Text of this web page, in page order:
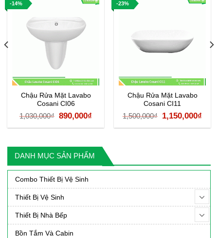
DANH MỤC SẢN PHẨM
Combo Thiết Bị Vệ Sinh
Thiết Bị Vệ Sinh
Thiết Bị Nhà Bếp
Bồn Tắm Và Cabin
-14%
Chậu Rửa Mặt Lavabo
Cosani CI06
1,030,000₫ Giá
gốc
1,030,000₫.
890,000₫
hiện
là:
890,000₫.
-23%
Chậu Rửa Mặt Lavabo
Cosani CI11
1,500,000₫
Giá
gốc
1,150,000₫
hiện